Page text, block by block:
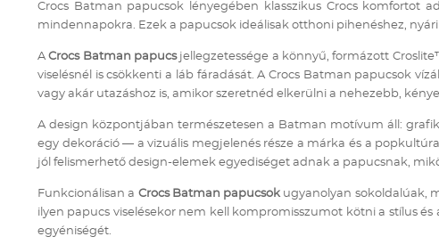
Crocs Batman papucsok lényegében klasszikus Crocs komfortot
mindennapokra. Ezek a papucsok ideálisak otthoni pihenéshez,
ACrocs Batman papucsjellegzetessége a könnyű, formázott
viselésnél is csökkenti a láb fáradását. A Crocs Batman papucsok
vagy akár utazáshoz is, amikor szeretnéd elkerülni a nehezebb,
A design központjában természetesen a Batman motívum áll:
egy dekoráció — a vizuális megjelenés része a márka és a
jól felismerhető design-elemek egyediséget adnak a papucsnak,
Funkcionálisan a Crocs Batman papucsokugyanolyan sokoldalúak,
ilyen papucs viselésekor nem kell kompromisszumot kötni a stílus
egyéniségét.